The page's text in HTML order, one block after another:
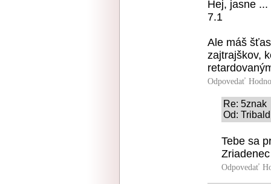
Hej, jasne
7.1
Ale máš
zajtrajškov,
Odpovedať
Re: 5znak
Od:
Tebe sa
Odpovedať